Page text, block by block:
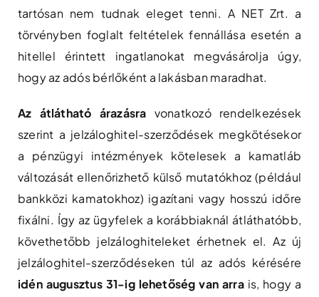
tartósan nem tudnak eleget tenni. A NET Zrt. a
törvényben foglalt feltételek fennállása esetén a
hitellel érintett ingatlanokat megvásárolja úgy,
hogy az adós bérlőként a lakásban maradhat.
Az átlátható árazásra vonatkozó rendelkezések
szerint a jelzáloghitel-szerződések megkötésekor
a pénzügyi intézmények kötelesek a kamatláb
változását ellenőrizhető külső mutatókhoz (például
bankközi kamatokhoz) igazítani vagy hosszú időre
fixálni. Így az ügyfelek a korábbiaknál átláthatóbb,
követhetőbb jelzáloghiteleket érhetnek el. Az új
jelzáloghitel-szerződéseken túl az adós kérésére
idén augusztus 31-ig lehetőség van arrais, hogy a